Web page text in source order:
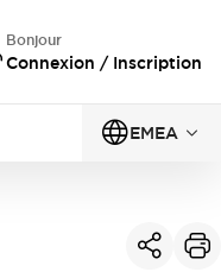
Bonjour
Connexion / Inscription
EMEA